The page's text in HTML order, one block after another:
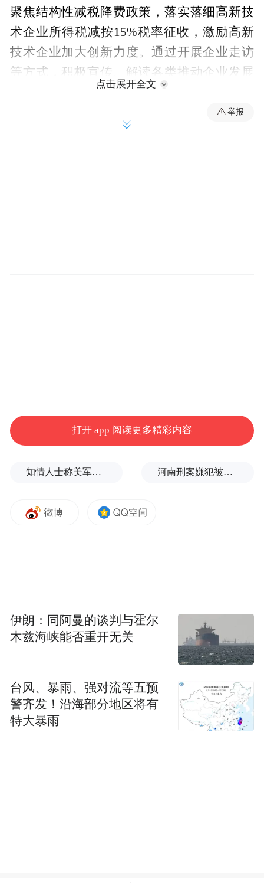
聚焦结构性减税降费政策，落实落细高新技
术企业所得税减按15%税率征收，激励高新
技术企业加大创新力度。通过开展企业走访
等方式，积极宣传、解读各类推动企业发展
新质生产力的产业扶持政策，帮助企业了
解、熟悉相关的扶持政策，尽可能地将政策
红利直接对接给创新驱动、科技转型的企
动高新技术与金融相互赋能；通过定期基层
督导、召开金融工作会议等方式，掌握当前
金融助企工作的堵点痛点，搭建金融机构入
及其所在社区，充分了解融资需求，打通融
来源：东莞市财政局
“特别声明：以上作品内容(包括在内的视频、图片或音
频)为凤凰网旗下自媒体平台“大风号”用户上传并发
点击展开全文
举报
打开 app 阅读更多精彩内容
知情人士称美军高层正寻求对伊战事“退出路径” 河南刑案嫌犯被抓：逃窜过程中伤害多人
伊朗：同阿曼的谈判与霍尔
木兹海峡能否重开无关
台风、暴雨、强对流等五预
警齐发！沿海部分地区将有
特大暴雨